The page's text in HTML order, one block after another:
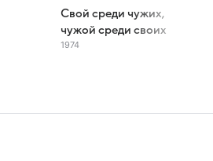
Свой среди чужих,
чужой среди своих
1974